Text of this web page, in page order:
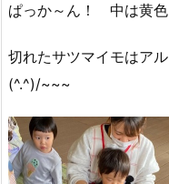
ぱっか～ん！ 中は黄色
切れたサツマイモはア
(^.^)/~~~